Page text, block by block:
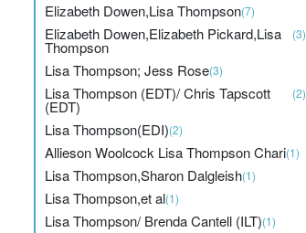
Elizabeth Dowen,Lisa Thompson(7)
Elizabeth Dowen,Elizabeth Pickard,Lisa
Thompson
(3)
Lisa Thompson; Jess Rose(3)
Lisa Thompson (EDT)/ Chris Tapscott
(EDT)
(2)
Lisa Thompson(EDI)(2)
Allieson Woolcock Lisa Thompson Chari(1)
Lisa Thompson,Sharon Dalgleish(1)
Lisa Thompson,et al(1)
Lisa Thompson/ Brenda Cantell (ILT)(1)